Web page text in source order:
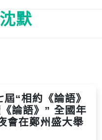
默
“相約《論語》
論語》” 全國年
會在鄭州盛大舉